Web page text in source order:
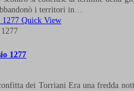
i territori in…
Quick View
1277
dei Torriani Era una fredda